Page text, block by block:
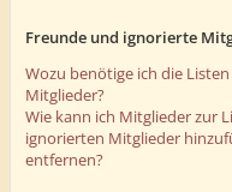
Freunde und ignorierte
Wozu benötige ich die
Mitglieder?
Wie kann ich Mitglieder zur
ignorierten Mitglieder
entfernen?